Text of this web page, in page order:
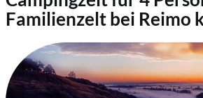
Familienzelt bei Reimo